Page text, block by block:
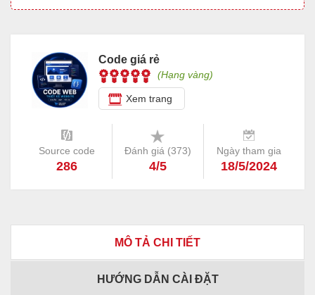
Code giá rẻ
(Hạng vàng)
Xem trang
Source code
286
Đánh giá (373)
4/5
Ngày tham gia
18/5/2024
MÔ TẢ CHI TIẾT
HƯỚNG DẪN CÀI ĐẶT